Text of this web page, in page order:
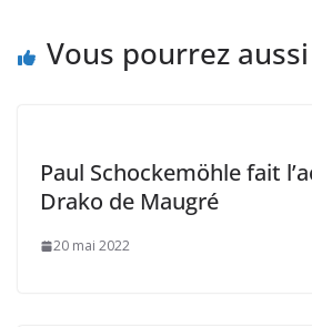
Vous pourrez
Paul Schockemöhle fait
Drako de Maugré
20 mai 2022